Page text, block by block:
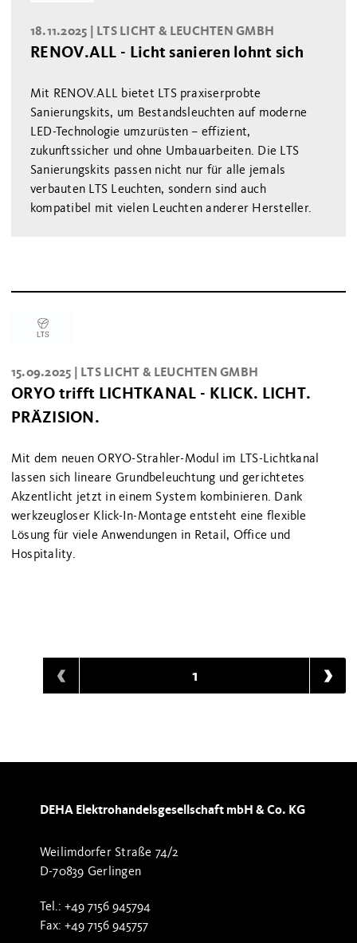
18.11.2025 | LTS LICHT & LEUCHTEN GMBH
RENOV.ALL - Licht sanieren lohnt sich
Mit RENOV.ALL bietet LTS praxiserprobte
Sanierungskits, um Bestandsleuchten auf moderne
LED-Technologie umzurüsten – effizient,
zukunftssicher und ohne Umbauarbeiten. Die LTS
Sanierungskits passen nicht nur für alle jemals
verbauten LTS Leuchten, sondern sind auch
kompatibel mit vielen Leuchten anderer Hersteller.
15.09.2025 | LTS LICHT & LEUCHTEN GMBH
ORYO trifft LICHTKANAL - KLICK. LICHT.
PRÄZISION.
Mit dem neuen ORYO-Strahler-Modul im LTS-Lichtkanal
lassen sich lineare Grundbeleuchtung und gerichtetes
Akzentlicht jetzt in einem System kombinieren. Dank
werkzeugloser Klick-In-Montage entsteht eine flexible
Lösung für viele Anwendungen in Retail, Office und
Hospitality.
1
DEHA Elektrohandelsgesellschaft mbH & Co. KG
Weilimdorfer Straße 74/2
D-70839 Gerlingen
Tel.: +49 7156 945794
Fax: +49 7156 945757